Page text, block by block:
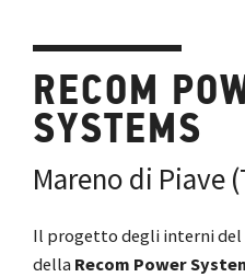
RECOM
SYSTEMS
Mareno di Piave
Il progetto degli interni
della Recom Power